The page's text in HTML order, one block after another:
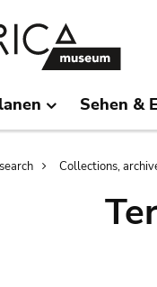
Sehen &
Collections,